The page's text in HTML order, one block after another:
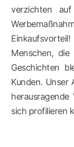
verzichten
Menschen,
Geschichten
Kunden. Unser
sich profilieren